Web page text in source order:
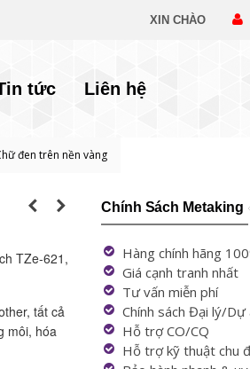
XIN CHÀO
tức Liên hệ
đen trên nền vàng
TZe-621,
tất cả
môi, hóa
Chính Sách Metaking
Hàng chính hãng
Giá cạnh tranh nhất
Tư vấn miễn phí
Chính sách Đại lý/Dự
Hỗ trợ CO/CQ
Hỗ trợ kỹ thuật chu